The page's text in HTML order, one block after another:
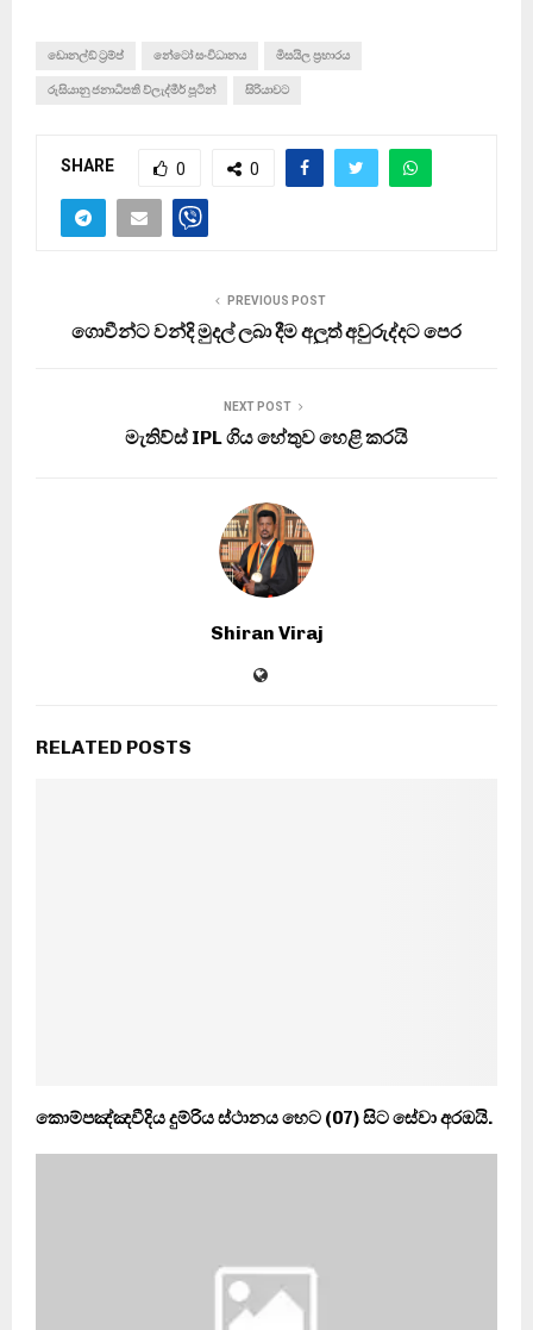
ඩොනල්ඞ් ට‍්‍රම්ප් නේටෝ සංවිධානය මිසයිල ප‍්‍රහාරය
රුසියානු ජනාධිපති ව්ලැද්මීර් පූටින් සිරියාවට
SHARE 0 0
PREVIOUS POST
ගොවීන්ට වන්දි මුදල් ලබා දීම අලුත් අවුරුද්දට පෙර
NEXT POST
මැතිව්ස් IPL ගිය හේතුව හෙළි කරයි
Shiran Viraj
RELATED POSTS
කොම්පඤ්ඤවීදිය දුම්රිය ස්ථානය හෙට (07) සිට සේවා අරඔයි.